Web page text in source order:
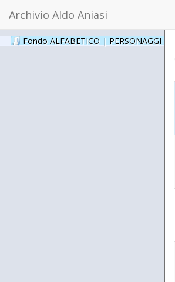
Archivio Aldo Aniasi
Fondo ALFABETICO | PERSONAGGI _